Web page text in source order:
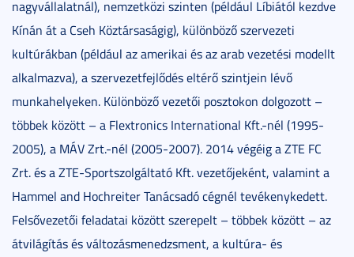
nagyvállalatnál), nemzetközi szinten (például Líbiától kezdve
Kínán át a Cseh Köztársaságig), különböző szervezeti
kultúrákban (például az amerikai és az arab vezetési modellt
alkalmazva), a szervezetfejlődés eltérő szintjein lévő
munkahelyeken. Különböző vezetői posztokon dolgozott –
többek között – a Flextronics International Kft.-nél (1995-
2005), a MÁV Zrt.-nél (2005-2007). 2014 végéig a ZTE FC
Zrt. és a ZTE-Sportszolgáltató Kft. vezetőjeként, valamint a
Hammel and Hochreiter Tanácsadó cégnél tevékenykedett.
Felsővezetői feladatai között szerepelt – többek között – az
átvilágítás és változásmenedzsment, a kultúra- és